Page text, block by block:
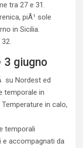
tra 27 e 31.
piÃ¹ sole
in Sicilia.
3 giugno
su Nordest ed
temporale in
in calo,
temporali
e accompagnati da